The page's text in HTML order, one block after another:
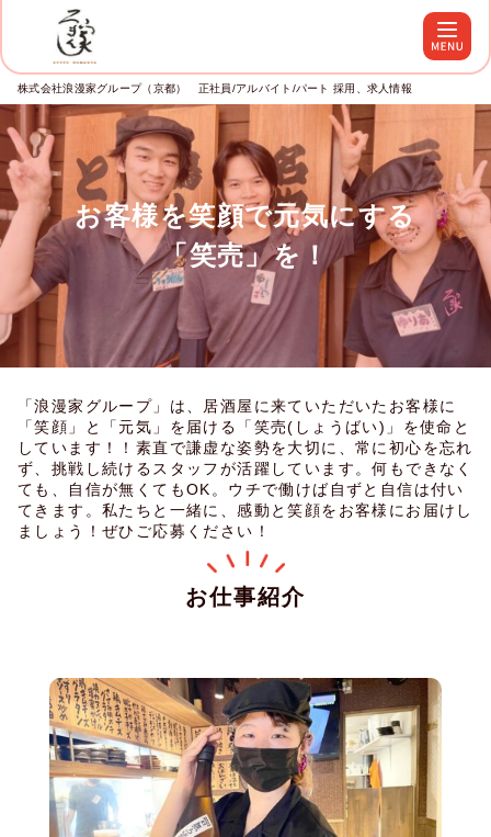
株式会社浪漫家グループ（京都） 正社員/アルバイト/パート 採用、求人情報
お客様を笑顔で元気にする
「笑売」を！
「浪漫家グループ」は、居酒屋に来ていただいたお客様に
「笑顔」と「元気」を届ける「笑売(しょうばい)」を使命と
しています！！素直で謙虚な姿勢を大切に、常に初心を忘れ
ず、挑戦し続けるスタッフが活躍しています。何もできなく
ても、自信が無くてもOK。ウチで働けば自ずと自信は付い
てきます。私たちと一緒に、感動と笑顔をお客様にお届けし
ましょう！ぜひご応募ください！
お仕事紹介